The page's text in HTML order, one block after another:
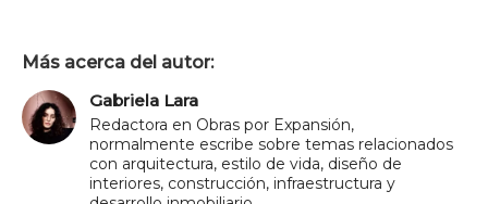
Más acerca del autor:
Gabriela Lara
Redactora en Obras por Expansión,
normalmente escribe sobre temas relacionados
con arquitectura, estilo de vida, diseño de
interiores, construcción, infraestructura y